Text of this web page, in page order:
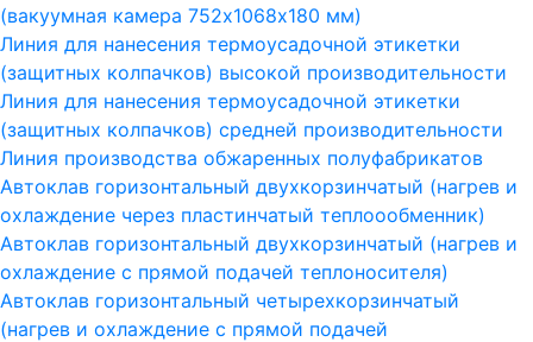
(вакуумная камера 752х1068х180 мм)
Линия для нанесения термоусадочной этикетки
(защитных колпачков) высокой производительности
Линия для нанесения термоусадочной этикетки
(защитных колпачков) средней производительности
Линия производства обжаренных полуфабрикатов
Автоклав горизонтальный двухкорзинчатый (нагрев и
охлаждение через пластинчатый теплоообменник)
Автоклав горизонтальный двухкорзинчатый (нагрев и
охлаждение с прямой подачей теплоносителя)
Автоклав горизонтальный четырехкорзинчатый
(нагрев и охлаждение с прямой подачей